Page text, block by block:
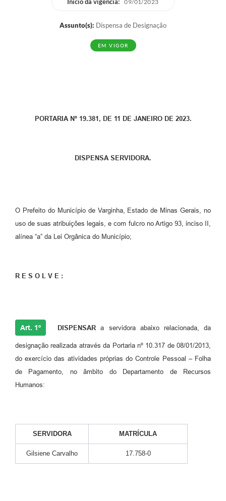
09/01/2023
Assunto(s): Dispensa de Designação
EM VIGOR
PORTARIA Nº 19.381, DE 11 DE JANEIRO DE 2023.
DISPENSA SERVIDORA.
O Prefeito do Município de Varginha, Estado de Minas Gerais, no
uso de suas atribuições legais, e com fulcro no Artigo 93, inciso II,
alínea “a” da Lei Orgânica do Município;
R E S O L V E :
Art. 1º DISPENSAR a servidora abaixo relacionada, da
designação realizada através da Portaria nº 10.317 de 08/01/2013,
do exercício das atividades próprias do Controle Pessoal – Folha
de Pagamento, no âmbito do Departamento de Recursos
Humanos:
SERVIDORA MATRÍCULA
Gilsiene Carvalho 17.758-0